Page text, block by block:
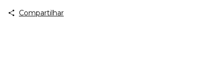
Compartilhar